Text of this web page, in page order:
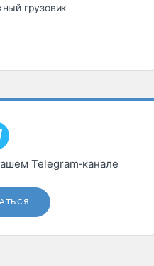
грузовик
Telegram‑канале